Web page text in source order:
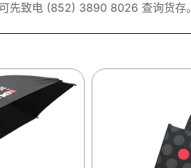
先致电 (852) 3890 8026 查询货存。